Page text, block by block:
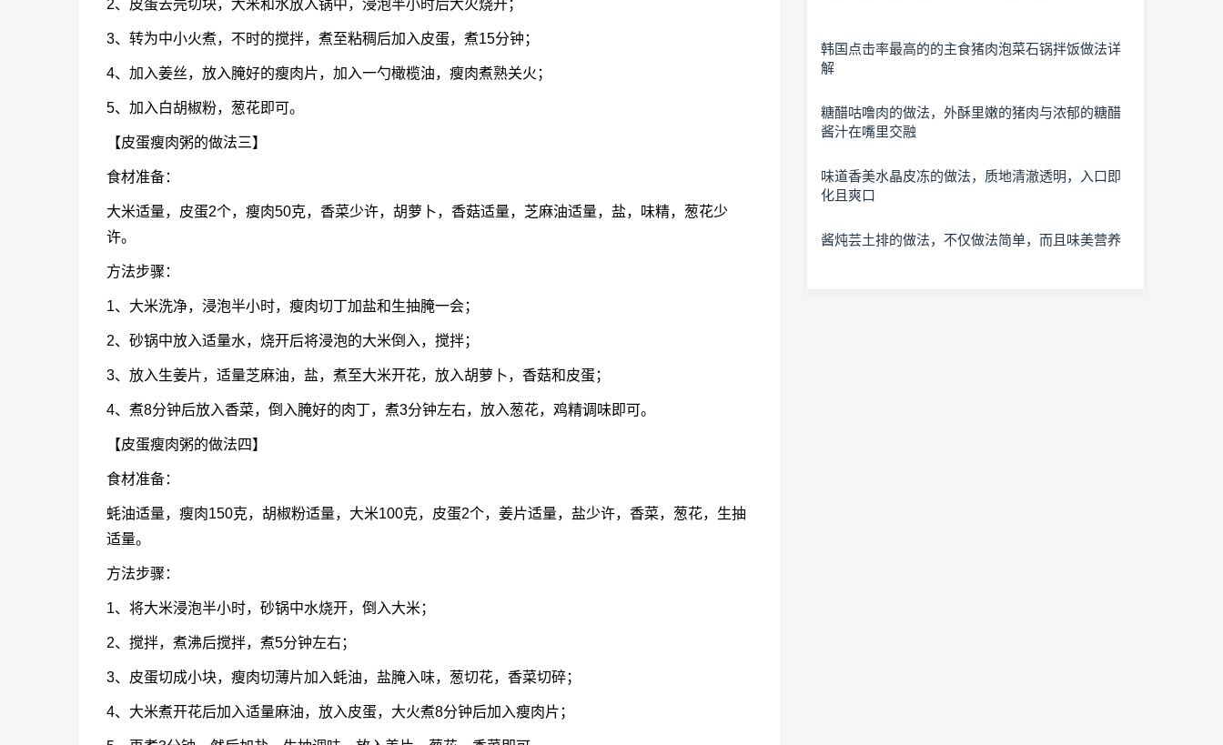
2、皮蛋去壳切块，大米和水放入锅中，浸泡半小时后大火烧开；
3、转为中小火煮，不时的搅拌，煮至粘稠后加入皮蛋，煮15分钟；
4、加入姜丝，放入腌好的瘦肉片，加入一勺橄榄油，瘦肉煮熟关火；
5、加入白胡椒粉，葱花即可。
【皮蛋瘦肉粥的做法三】
食材准备：
大米适量，皮蛋2个，瘦肉50克，香菜少许，胡萝卜，香菇适量，芝麻油适量，盐，味精，葱花少
许。
方法步骤：
1、大米洗净，浸泡半小时，瘦肉切丁加盐和生抽腌一会；
2、砂锅中放入适量水，烧开后将浸泡的大米倒入，搅拌；
3、放入生姜片，适量芝麻油，盐，煮至大米开花，放入胡萝卜，香菇和皮蛋；
4、煮8分钟后放入香菜，倒入腌好的肉丁，煮3分钟左右，放入葱花，鸡精调味即可。
【皮蛋瘦肉粥的做法四】
食材准备：
蚝油适量，瘦肉150克，胡椒粉适量，大米100克，皮蛋2个，姜片适量，盐少许，香菜，葱花，生抽
适量。
方法步骤：
1、将大米浸泡半小时，砂锅中水烧开，倒入大米；
2、搅拌，煮沸后搅拌，煮5分钟左右；
3、皮蛋切成小块，瘦肉切薄片加入蚝油，盐腌入味，葱切花，香菜切碎；
4、大米煮开花后加入适量麻油，放入皮蛋，大火煮8分钟后加入瘦肉片；
韩国点击率最高的的主食猪肉泡菜石锅拌饭做法详
解
糖醋咕噜肉的做法，外酥里嫩的猪肉与浓郁的糖醋
酱汁在嘴里交融
味道香美水晶皮冻的做法，质地清澈透明，入口即
化且爽口
酱炖芸土排的做法，不仅做法简单，而且味美营养